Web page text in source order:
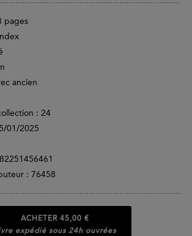
pages
ancien
: 24
01/2025
: 76458
ACHETER 45,00 €
expédié sous 24h ouvrées